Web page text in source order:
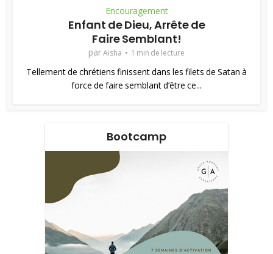
Encouragement
Enfant de Dieu, Arrête de
Faire Semblant!
parAisha 1 min de lecture
Tellement de chrétiens finissent dans les filets de Satan à
force de faire semblant d’être ce...
Bootcamp